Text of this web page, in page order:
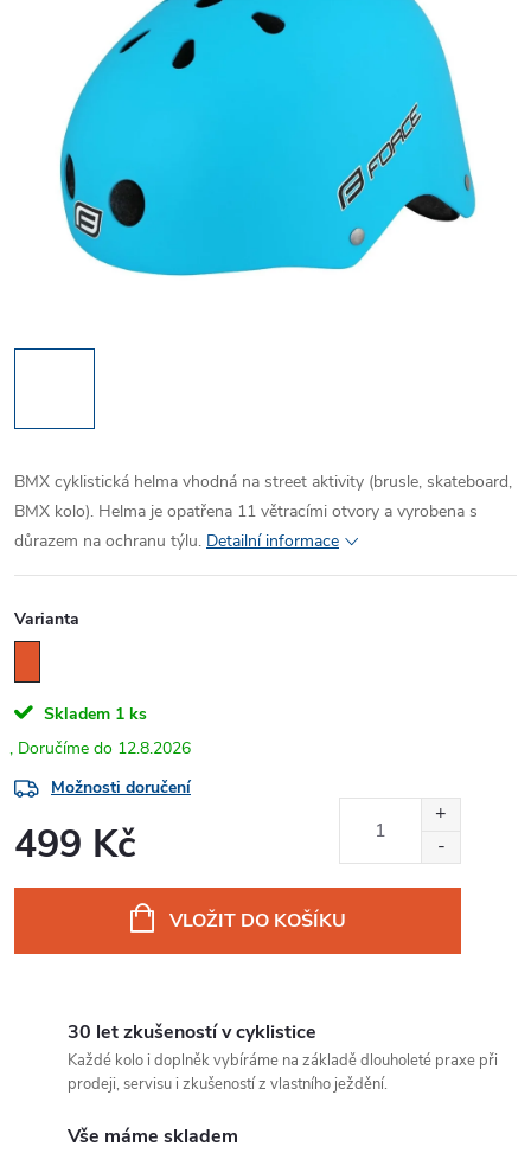
BMX cyklistická helma vhodná na street aktivity (brusle, skateboard,
BMX kolo). Helma je opatřena 11 větracími otvory a vyrobena s
důrazem na ochranu týlu. Detailní informace
Varianta
Skladem 1 ks
12.8.2026
Možnosti doručení
499 Kč
VLOŽIT DO KOŠÍKU
30 let zkušeností v cyklistice
Každé kolo i doplněk vybíráme na základě dlouholeté praxe při
prodeji, servisu i zkušeností z vlastního ježdění.
Vše máme skladem